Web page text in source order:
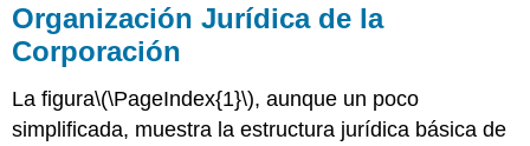
Organización Jurídica de la
Corporación
La figura\(\PageIndex{1}\), aunque un poco
simplificada, muestra la estructura jurídica básica de